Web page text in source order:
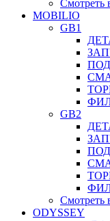
Смотреть
MOBILIO
GB1
GB2
Смотреть
ODYSSEY